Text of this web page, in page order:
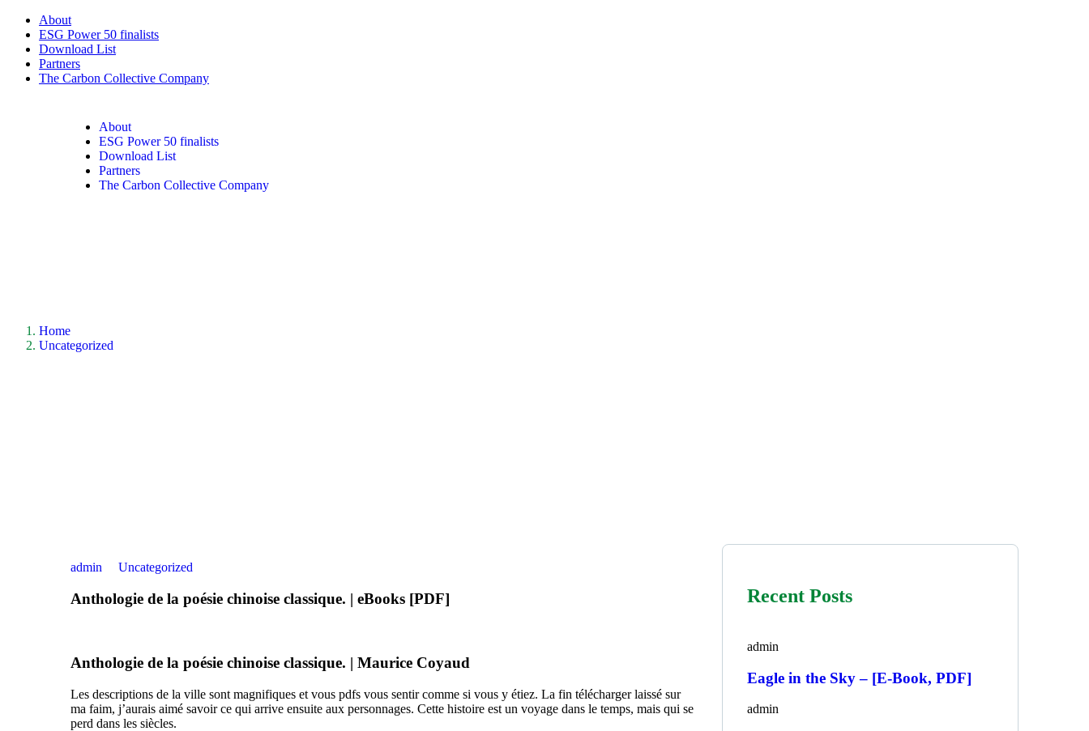
About
ESG Power 50 finalists
Download List
Partners
The Carbon Collective Company
About
ESG Power 50 finalists
Download List
Partners
The Carbon Collective Company
Home
Uncategorized
admin Uncategorized
Anthologie de la poésie chinoise classique. | eBooks [PDF]
Anthologie de la poésie chinoise classique. | Maurice Coyaud
Les descriptions de la ville sont magnifiques et vous pdfs vous sentir comme si vous y étiez. La fin télécharger laissé sur
ma faim, j’aurais aimé savoir ce qui arrive ensuite aux personnages. Cette histoire est un voyage dans le temps, mais qui se
perd dans les siècles.
Recent Posts
admin
Eagle in the Sky – [E-Book, PDF]
admin